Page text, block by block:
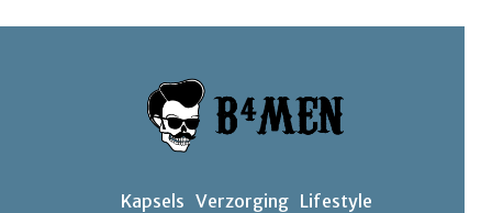
Kapsels Verzorging Lifestyle